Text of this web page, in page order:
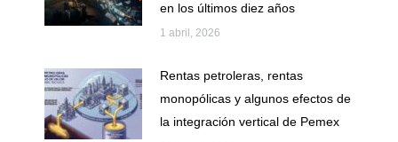
en los últimos diez años
1 abril, 2026
Rentas petroleras, rentas
monopólicas y algunos efectos de
la integración vertical de Pemex